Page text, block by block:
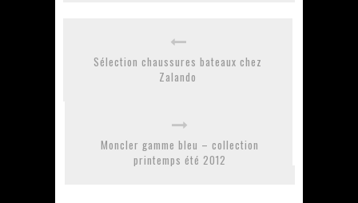
Sélection chaussures bateaux chez
Zalando
Moncler gamme bleu – collection
printemps été 2012